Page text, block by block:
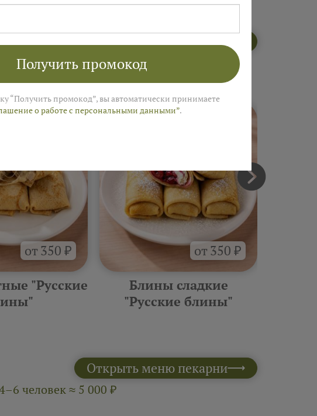
Открыть меню пекарни
от 350 ₽
"Русские
от 350 ₽
Блины сладкие
"Русские блины"
Открыть меню пекарни
человек ≈ 5 000 ₽
Получить промокод
“Получить промокод”, вы автоматически принимаете
о работе с персональными данными”.